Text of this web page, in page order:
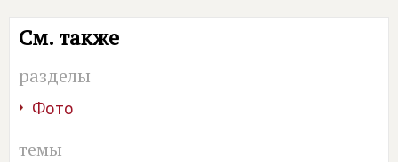
См. также
разделы
Фото
темы